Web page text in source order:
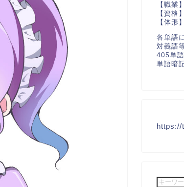
【職業
【資格
【体形
各単語
対義語
405単
単語暗
https://